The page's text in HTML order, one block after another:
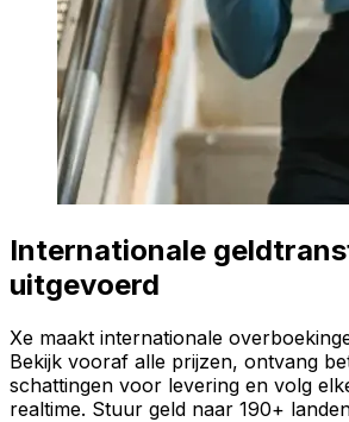
Internationale
uitgevoerd
Xe maakt internationale
Bekijk vooraf alle prijzen, ontvang
schattingen voor levering en volg
realtime. Stuur geld naar 190+